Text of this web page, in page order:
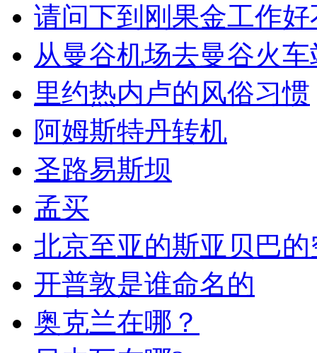
请问下到刚果金工作好
从曼谷机场去曼谷火
里约热内卢的风俗习惯
阿姆斯特丹转机
圣路易斯坝
孟买
北京至亚的斯亚贝巴
开普敦是谁命名的
奥克兰在哪？